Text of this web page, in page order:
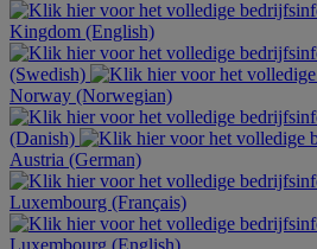
Kingdom (English)
(Swedish)
Norway (Norwegian)
(Danish)
Austria (German)
Luxembourg (Français)
Luxembourg (English)